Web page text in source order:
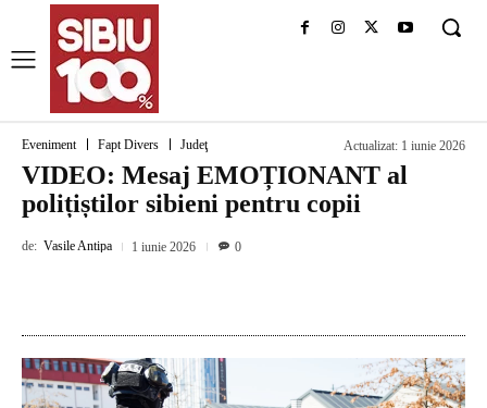
Eveniment Fapt Divers Judeţ Actualizat: 1 iunie 2026
VIDEO: Mesaj EMOȚIONANT al
polițiștilor sibieni pentru copii
de: Vasile Antipa 1 iunie 2026 0